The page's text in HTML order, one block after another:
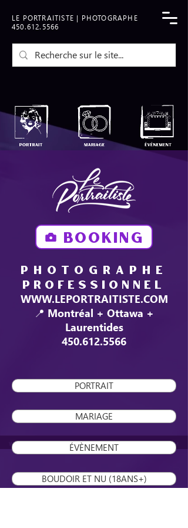
LE PORTRAITISTE | PHOTOGRAPHE
450.612.5566
BOOKING
PHOTOGRAPHE
PROFESSIONNE L
WWW.LEPORTRAITISTE.COM
📍 Montréal + Ottawa +
Laurentides
450.612.5566
PORTRAIT
MARIAGE
ÉVÈNEMENT
BOUDOIR ET NU (18ANS+)